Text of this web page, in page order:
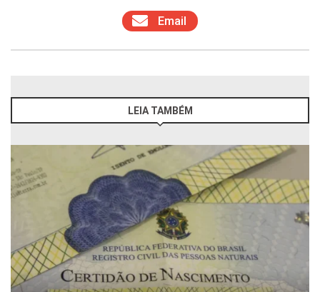
Email
LEIA TAMBÉM